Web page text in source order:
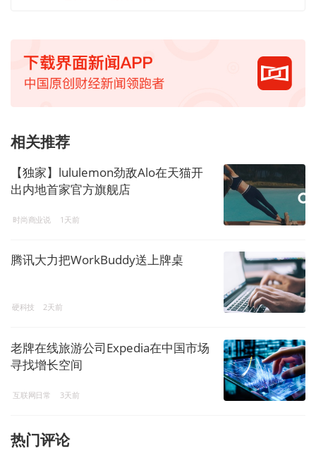
相关推荐
【独家】lululemon劲敌Alo在天猫开
出内地首家官方旗舰店
时尚商业说 1天前
腾讯大力把WorkBuddy送上牌桌
硬科技 2天前
老牌在线旅游公司Expedia在中国市场
寻找增长空间
互联网日常 3天前
热门评论